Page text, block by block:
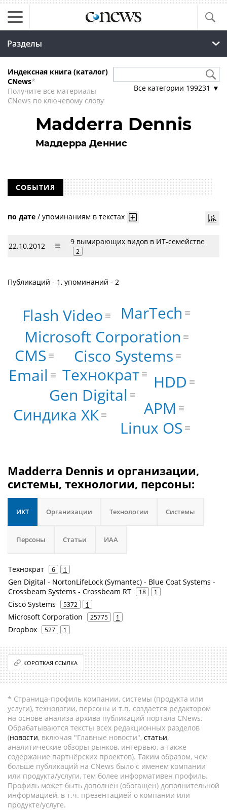
Разделы
Индексная книга (каталог)
CNews*
Получите все материалы
CNews по ключевому слову
Все категории 199231 ▼
Madderra Dennis
Маддерра Деннис
СОБЫТИЯ
по дате / упоминаниям в текстах
22.10.2012 9 вымирающих видов в ИТ-семействе
2
Публикаций - 1, упоминаний - 2
Технократ
Gen Digital
Cisco Systems
Microsoft Corporation
Синдика ХК АРМ
CMS
MarTech
Email HDD
Flash Video
Linux OS
Madderra Dennis и организации,
системы, технологии, персоны:
ИКТ Организации Технологии Системы
Персоны Статьи ИАА
Технократ 6 1
Gen Digital - NortonLifeLock (Symantec) - Blue Coat Systems -
Crossbeam Systems - Crossbeam RT
18 1
Cisco Systems 5372 1
Microsoft Corporation 25775 1
Dropbox 527 1
КОРОТКАЯ ССЫЛКА
* Страница-профиль компании, системы (продукта или
услуги), технологии, персоны и т.п. создается редактором
на основе анализа архива публикаций портала CNews.
Обрабатываются тексты всех редакционных разделов
(новости, включая "Главные новости", статьи,
аналитические обзоры рынков, интервью, а также
содержание партнёрских проектов). Таким образом, чем
больше публикаций на CNews было с именем компании
или продукта/услуги, тем более информативен профиль.
Профиль может быть дополнен (обогащен) дополнительной
информацией, в т.ч. презентацией о компании или
продукте/услуге.